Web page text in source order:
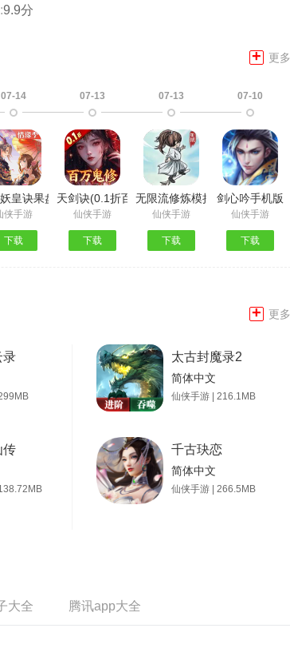
9.9分
+ 更多
07-14
皇诀果盘版
侠手游
下载
07-13
天剑诀(0.1折百万真充鬼修)
仙侠手游
下载
07-13
无限流修炼模拟器
仙侠手游
下载
07-10
剑心吟手机版
仙侠手游
下载
+ 更多
录 太古封魔录2
简体中文
仙侠手游 | 216.1MB
传 千古玦恋
简体中文
仙侠手游 | 266.5MB
大全 腾讯app大全